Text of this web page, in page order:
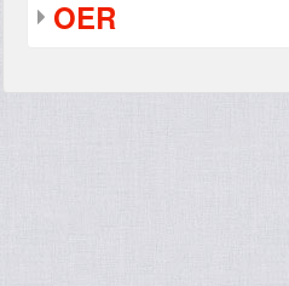
OER